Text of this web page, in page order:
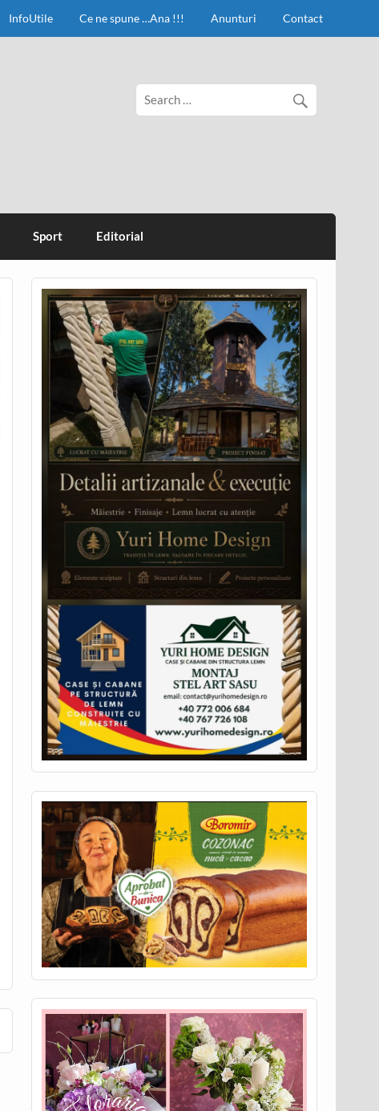
InfoUtile Ce ne spune …Ana !!! Anunturi Contact
Sport Editorial